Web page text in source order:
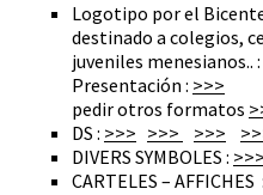
Logotipo por el
destinado a colegios,
juveniles menesianos.. :
Presentación : >>>
pedir otros formatos
DS : >>> >>> >>>
DIVERS SYMBOLES : >>>
CARTELES – AFFICHES :